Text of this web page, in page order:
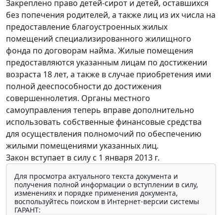
Закреплено право детей-сирот и детей, оставшихся
без попечения родителей, а также лиц из их числа на
предоставление благоустроенных жилых
помещений специализированного жилищного
фонда по договорам найма. Жилые помещения
предоставляются указанным лицам по достижении
возраста 18 лет, а также в случае приобретения ими
полной дееспособности до достижения
совершеннолетия. Органы местного
самоуправления теперь вправе дополнительно
использовать собственные финансовые средства
для осуществления полномочий по обеспечению
жилыми помещениями указанных лиц.
Закон вступает в силу с 1 января 2013 г.
Для просмотра актуального текста документа и
получения полной информации о вступлении в силу,
изменениях и порядке применения документа,
воспользуйтесь поиском в Интернет-версии системы
ГАРАНТ: